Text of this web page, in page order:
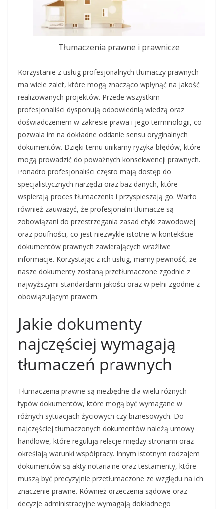
Tłumaczenia prawne i prawnicze
Korzystanie z usług profesjonalnych tłumaczy prawnych
ma wiele zalet, które mogą znacząco wpłynąć na jakość
realizowanych projektów. Przede wszystkim
profesjonaliści dysponują odpowiednią wiedzą oraz
doświadczeniem w zakresie prawa i jego terminologii, co
pozwala im na dokładne oddanie sensu oryginalnych
dokumentów. Dzięki temu unikamy ryzyka błędów, które
mogą prowadzić do poważnych konsekwencji prawnych.
Ponadto profesjonaliści często mają dostęp do
specjalistycznych narzędzi oraz baz danych, które
wspierają proces tłumaczenia i przyspieszają go. Warto
również zauważyć, że profesjonalni tłumacze są
zobowiązani do przestrzegania zasad etyki zawodowej
oraz poufności, co jest niezwykle istotne w kontekście
dokumentów prawnych zawierających wrażliwe
informacje. Korzystając z ich usług, mamy pewność, że
nasze dokumenty zostaną przetłumaczone zgodnie z
najwyższymi standardami jakości oraz w pełni zgodnie z
obowiązującym prawem.
Jakie dokumenty
najczęściej wymagają
tłumaczeń prawnych
Tłumaczenia prawne są niezbędne dla wielu różnych
typów dokumentów, które mogą być wymagane w
różnych sytuacjach życiowych czy biznesowych. Do
najczęściej tłumaczonych dokumentów należą umowy
handlowe, które regulują relacje między stronami oraz
określają warunki współpracy. Innym istotnym rodzajem
dokumentów są akty notarialne oraz testamenty, które
muszą być precyzyjnie przetłumaczone ze względu na ich
znaczenie prawne. Również orzeczenia sądowe oraz
decyzje administracyjne wymagają dokładnego